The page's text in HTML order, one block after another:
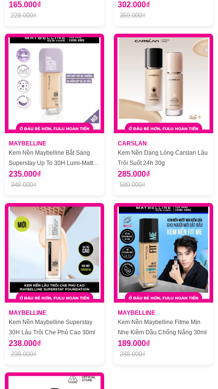
165.000₫
228.000₫
15g
302.000₫
359.000₫
MAYBELLINE
Kem Nền Maybelline Bắt Sáng
Superstay Up To 30H Lumi-Matte
35ml
235.000₫
348.000₫
CARSLAN
Kem Nền Dạng Lỏng Carslan Lâu
Trôi Suốt 24h 30g
285.000₫
580.000₫
MAYBELLINE
Kem Nền Maybelline Superstay
30H Lâu Trôi Che Phủ Cao 30ml
238.000₫
298.000₫
MAYBELLINE
Kem Nền Maybelline Fitme Mịn
Nhẹ Kiềm Dầu Chống Nắng 30ml
189.000₫
288.000₫